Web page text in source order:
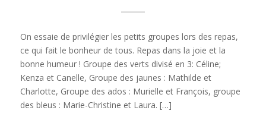
On essaie de privilégier les petits groupes lors des repas,
ce qui fait le bonheur de tous. Repas dans la joie et la
bonne humeur ! Groupe des verts divisé en 3: Céline;
Kenza et Canelle, Groupe des jaunes : Mathilde et
Charlotte, Groupe des ados : Murielle et François, groupe
des bleus : Marie-Christine et Laura. […]